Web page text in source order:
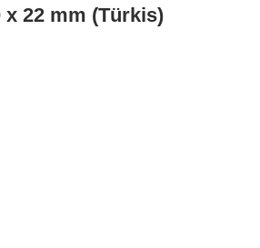
x 22 mm (Türkis)